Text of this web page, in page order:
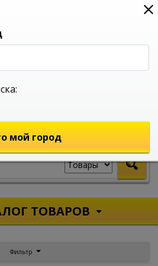
0
МАГАЗИН
ТОВАРОВ
Фильтр
мой город